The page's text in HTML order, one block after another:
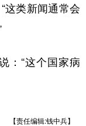
这类新闻通常会
：“这个国家病
【责任编辑:钱中兵】